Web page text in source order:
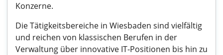
Konzerne.
Die Tätigkeitsbereiche in Wiesbaden sind vielfältig
und reichen von klassischen Berufen in der
Verwaltung über innovative IT-Positionen bis hin zu